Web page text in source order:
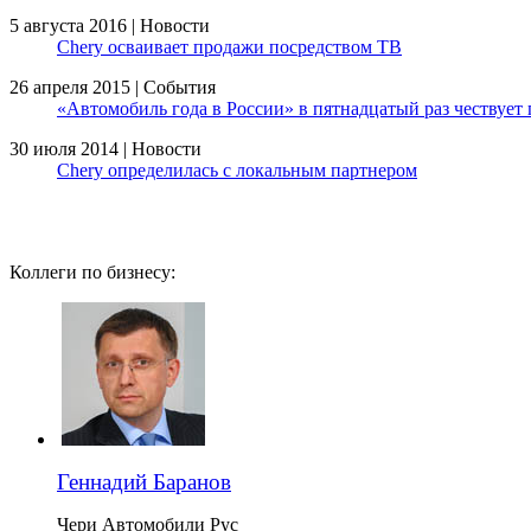
5 августа 2016 | Новости
Chery осваивает продажи посредством ТВ
26 апреля 2015 | События
«Автомобиль года в России» в пятнадцатый раз чествует
30 июля 2014 | Новости
Chery определилась с локальным партнером
Коллеги по бизнесу:
Геннадий Баранов
Чери Автомобили Рус